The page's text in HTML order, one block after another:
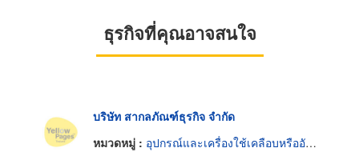
ธุรกิจที่คุณอาจสนใจ
บริษัท สากลภัณฑ์ธุรกิจ จำกัด
หมวดหมู่ : อุปกรณ์และเครื่องใช้เคลือบหรืออัดพลาสติก